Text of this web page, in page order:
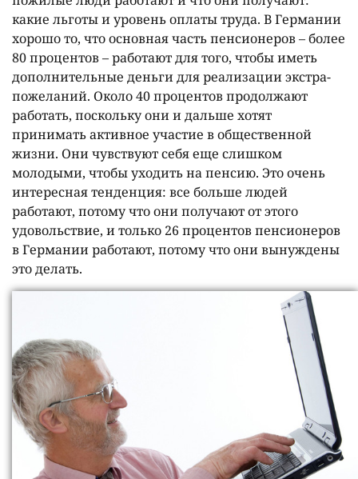
какие льготы и уровень оплаты труда. В Германии
хорошо то, что основная часть пенсионеров – более
80 процентов – работают для того, чтобы иметь
дополнительные деньги для реализации экстра-
пожеланий. Около 40 процентов продолжают
работать, поскольку они и дальше хотят
принимать активное участие в общественной
жизни. Они чувствуют себя еще слишком
молодыми, чтобы уходить на пенсию. Это очень
интересная тенденция: все больше людей
работают, потому что они получают от этого
удовольствие, и только 26 процентов пенсионеров
в Германии работают, потому что они вынуждены
это делать.